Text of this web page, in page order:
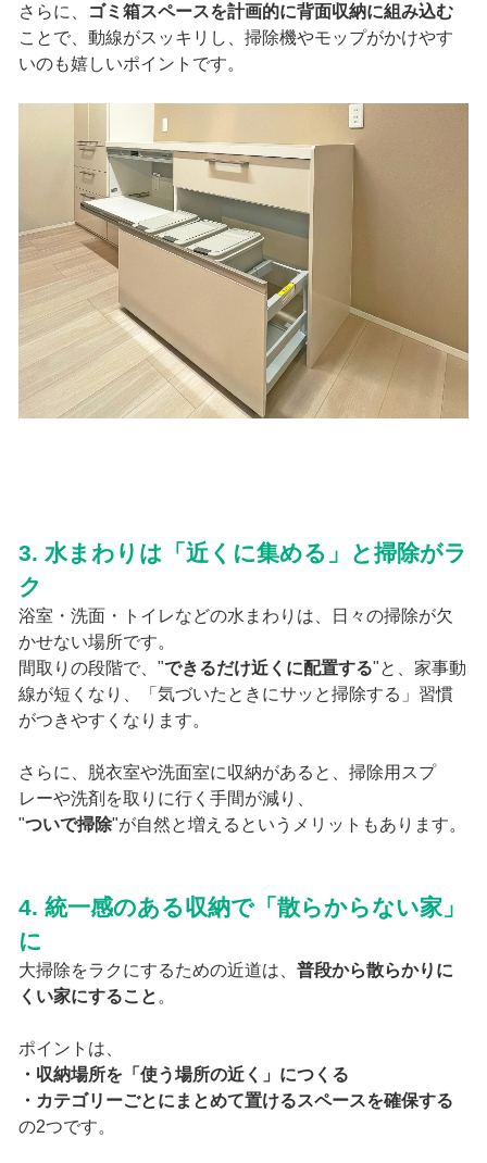
さらに、
ゴミ箱スペースを計画的に背面収納に組み込む
ことで、動線がスッキリし、掃除機やモップがかけやす
いのも嬉しいポイントです。
3. 水まわりは「近くに集める」と掃除がラ
ク
浴室・洗面・トイレなどの水まわりは、日々の掃除が欠
かせない場所です。
間取りの段階で、"できるだけ近くに配置する"と、家事動
線が短くなり、「気づいたときにサッと掃除する」習慣
がつきやすくなります。
さらに、脱衣室や洗面室に収納があると、掃除用スプ
レーや洗剤を取りに行く手間が減り、
"ついで掃除"が自然と増えるというメリットもあります。
4. 統一感のある収納で「散らからない家」
に
大掃除をラクにするための近道は、 普段から散らかりに
くい家にすること 。
ポイントは、
・収納場所を「使う場所の近く」につくる
・カテゴリーごとにまとめて置けるスペースを確保する
の2つです。